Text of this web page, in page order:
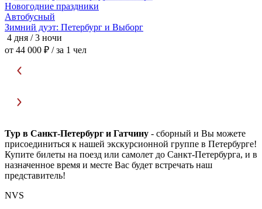
Новогодние праздники
Автобусный
Зимний дуэт: Петербург и Выборг
4 дня / 3 ночи
от 44 000 ₽ / за 1 чел
Тур в Санкт-Петербург и Гатчину - сборный и Вы можете
присоединиться к нашей экскурсионной группе в Петербурге!
Купите билеты на поезд или самолет до Санкт-Петербурга, и в
назначенное время и месте Вас будет встречать наш
представитель!
NVS